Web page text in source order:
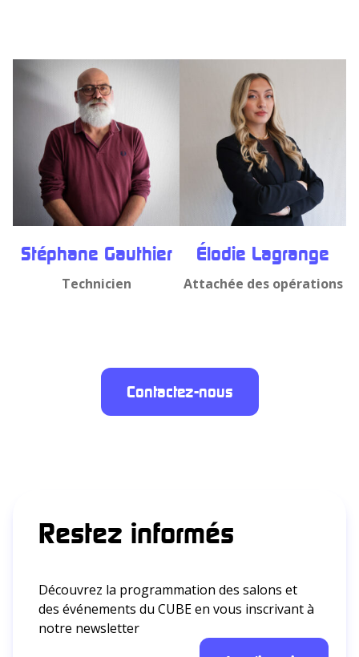
Stéphane Gauthier
Technicien
Élodie Lagrange
Attachée des opérations
Contactez-nous
Restez informés
Découvrez la programmation des salons et
des événements du CUBE en vous inscrivant à
notre newsletter